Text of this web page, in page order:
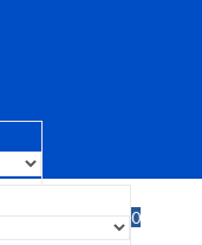
0